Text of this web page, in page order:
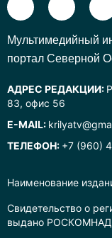
Наименование
Свидетельство о
выдано
Mультимедийный
портал Северной
АДРЕС РЕДАКЦИИ:
83, офис 56
E-MAIL:
ТЕЛЕФОН: +7 (960)